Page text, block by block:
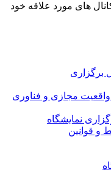
های مورد علاقه خود
برگزاری
واقعیت مجازی و فناوری
نمایشگاه
و قوانین